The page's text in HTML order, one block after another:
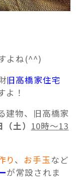
よね(^^)
旧高橋家住宅
よ！
建物、旧高橋家
土） 10時～13
り、 お手玉など
が常設されま